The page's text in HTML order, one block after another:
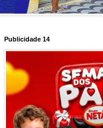
Publicidade 14